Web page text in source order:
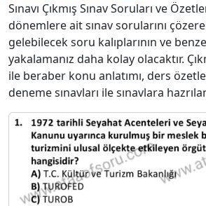
Sınavı Çıkmış Sınav Soruları ve
dönemlere ait sınav sorularını
gelebilecek soru kalıplarının ve
yakalamanız daha kolay olacaktır.
ile beraber konu anlatımı, ders
deneme sınavları ile sınavlara